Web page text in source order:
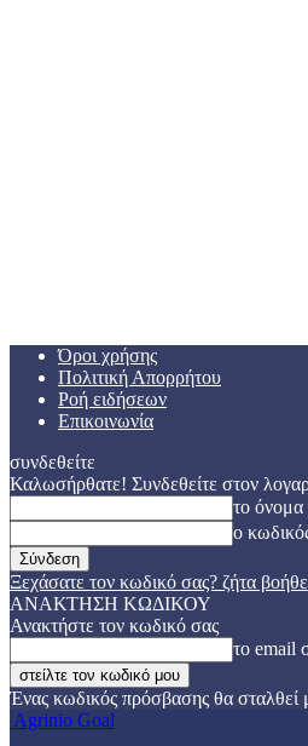
Όροι χρήσης
Πολιτική Απορρήτου
Ροή ειδήσεων
Επικοινωνία
συνδεθείτε
Καλωσήρθατε! Συνδεθείτε στον
το όνομα
ο
Ξεχάσατε τον κωδικό σας? ζήτα
ΑΝΑΚΤΗΣΗ ΚΩΔΙΚΟΥ
Ανακτήστε τον κωδικό σας
το email
Ένας κωδικός πρόσβασης θα σταλθεί
Agrinio Goal